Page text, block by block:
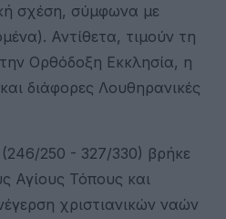
σχέση, σύμφωνα με
Αντίθετα, τιμούν τη
Ορθόδοξη Εκκλησία, η
διάφορες Λουθηρανικές
250 - 327/330) βρήκε
Αγίους Τόπους και
χριστιανικών ναών